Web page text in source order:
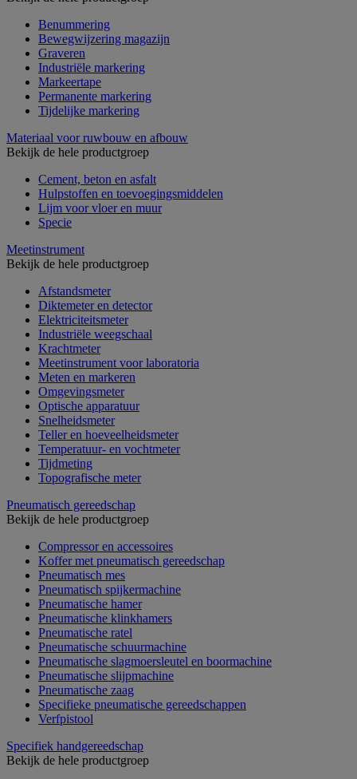
Benummering
Bewegwijzering magazijn
Graveren
Industriële markering
Markeertape
Permanente markering
Tijdelijke markering
Materiaal voor ruwbouw en afbouw
Bekijk de hele productgroep
Cement, beton en asfalt
Hulpstoffen en toevoegingsmiddelen
Lijm voor vloer en muur
Specie
Meetinstrument
Bekijk de hele productgroep
Afstandsmeter
Diktemeter en detector
Elektriciteitsmeter
Industriële weegschaal
Krachtmeter
Meetinstrument voor laboratoria
Meten en markeren
Omgevingsmeter
Optische apparatuur
Snelheidsmeter
Teller en hoeveelheidsmeter
Temperatuur- en vochtmeter
Tijdmeting
Topografische meter
Pneumatisch gereedschap
Bekijk de hele productgroep
Compressor en accessoires
Koffer met pneumatisch gereedschap
Pneumatisch mes
Pneumatisch spijkermachine
Pneumatische hamer
Pneumatische klinkhamers
Pneumatische ratel
Pneumatische schuurmachine
Pneumatische slagmoersleutel en boormachine
Pneumatische slijpmachine
Pneumatische zaag
Specifieke pneumatische gereedschappen
Verfpistool
Specifiek handgereedschap
Bekijk de hele productgroep